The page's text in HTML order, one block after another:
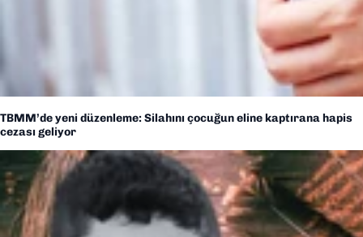
TBMM’de yeni düzenleme: Silahını çocuğun eline kaptırana hapis
cezası geliyor